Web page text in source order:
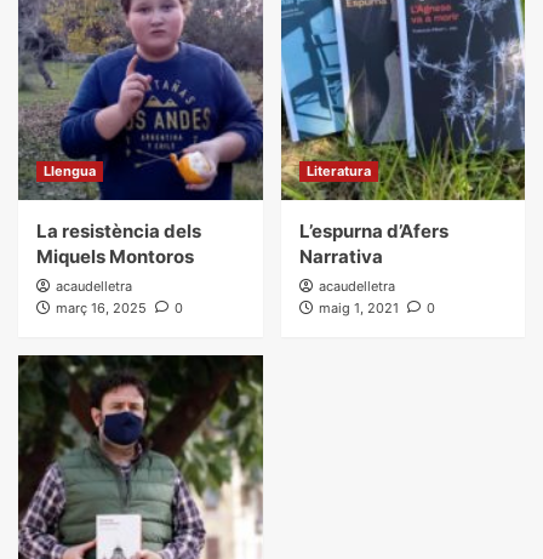
Llengua
La resistència dels
Miquels Montoros
acaudelletra
març 16, 2025
0
Literatura
L’espurna d’Afers
Narrativa
acaudelletra
maig 1, 2021
0